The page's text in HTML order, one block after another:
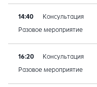
14:40 Консультация
Разовое мероприятие
16:20 Консультация
Разовое мероприятие